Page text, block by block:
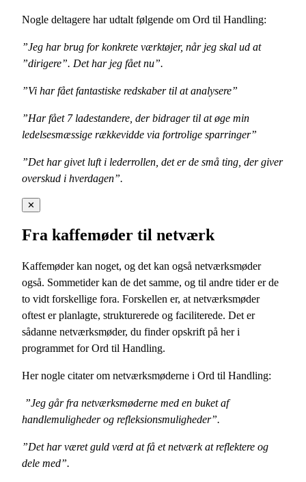
Nogle deltagere har udtalt følgende om Ord til Handling:
”Jeg har brug for konkrete værktøjer, når jeg skal ud at
”dirigere”. Det har jeg fået nu”.
”Vi har fået fantastiske redskaber til at analysere”
”Har fået 7 ladestandere, der bidrager til at øge min
ledelsesmæssige rækkevidde via fortrolige sparringer”
”Det har givet luft i lederrollen, det er de små ting, der giver
overskud i hverdagen”.
✕
Fra kaffemøder til netværk
Kaffemøder kan noget, og det kan også netværksmøder
også. Sommetider kan de det samme, og til andre tider er de
to vidt forskellige fora. Forskellen er, at netværksmøder
oftest er planlagte, strukturerede og faciliterede. Det er
sådanne netværksmøder, du finder opskrift på her i
programmet for Ord til Handling.
Her nogle citater om netværksmøderne i Ord til Handling:
”Jeg går fra netværksmøderne med en buket af
handlemuligheder og refleksionsmuligheder”.
”Det har været guld værd at få et netværk at reflektere og
dele med”.